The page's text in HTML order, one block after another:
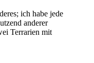
ich habe jede
anderer
Terrarien mit